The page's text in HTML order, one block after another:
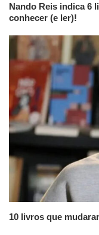
Nando Reis indica 6
conhecer (e ler)!
10 livros que